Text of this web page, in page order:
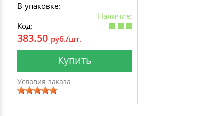
В упаковке:
Наличие:
Код:
383.50 руб./шт.
Купить
Условия заказа